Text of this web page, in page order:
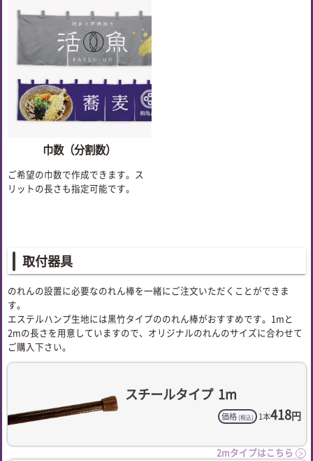
巾数（分割数）
ご希望の巾数で作成できます。ス
リットの長さも指定可能です。
取付器具
のれんの設置に必要なのれん棒を一緒にご注文いただくことができま
す。
エステルハンプ生地には黒竹タイプののれん棒がおすすめです。1mと
2mの長さを用意していますので、オリジナルのれんのサイズに合わせて
ご購入下さい。
スチールタイプ 1m
価格(税込) 1本418円
2mタイプはこちら ＞